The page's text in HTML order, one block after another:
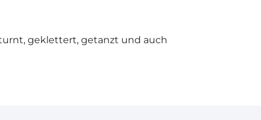
geklettert, getanzt und auch